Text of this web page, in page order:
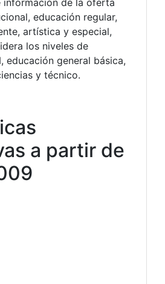
información de la oferta
educación regular,
artística y especial,
los niveles de
educación general básica,
y técnico.
a partir de